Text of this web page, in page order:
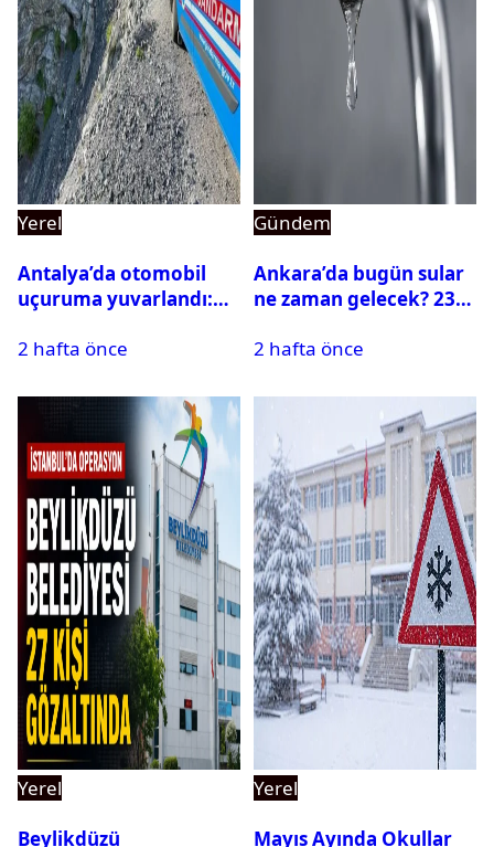
Yerel
Antalya’da otomobil
uçuruma yuvarlandı:
var
2 hafta önce
Gündem
Ankara’da bugün sular
ne zaman gelecek? 23
su kesintisi sorgulama
2 hafta önce
Yerel
Beylikdüzü
Yerel
Mayıs Ayında Okullar